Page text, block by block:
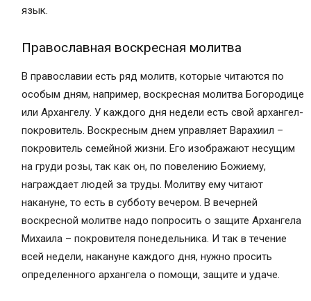
язык.
Православная воскресная молитва
В православии есть ряд молитв, которые читаются по
особым дням, например, воскресная молитва Богородице
или Архангелу. У каждого дня недели есть свой архангел-
покровитель. Воскресным днем управляет Варахиил –
покровитель семейной жизни. Его изображают несущим
на груди розы, так как он, по повелению Божиему,
награждает людей за труды. Молитву ему читают
накануне, то есть в субботу вечером. В вечерней
воскресной молитве надо попросить о защите Архангела
Михаила – покровителя понедельника. И так в течение
всей недели, накануне каждого дня, нужно просить
определенного архангела о помощи, защите и удаче.